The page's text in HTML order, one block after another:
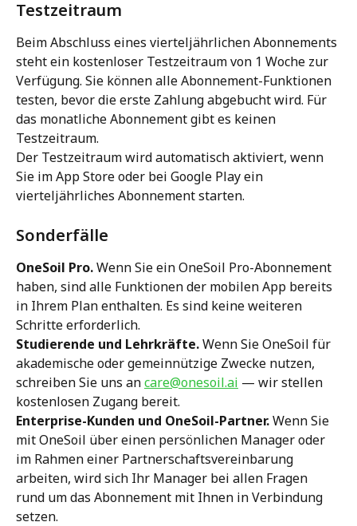
Testzeitraum
Beim Abschluss eines vierteljährlichen Abonnements
steht ein kostenloser Testzeitraum von 1 Woche zur
Verfügung. Sie können alle Abonnement-Funktionen
testen, bevor die erste Zahlung abgebucht wird. Für
das monatliche Abonnement gibt es keinen
Testzeitraum.
Der Testzeitraum wird automatisch aktiviert, wenn
Sie im App Store oder bei Google Play ein
vierteljährliches Abonnement starten.
Sonderfälle
OneSoil Pro. Wenn Sie ein OneSoil Pro-Abonnement
haben, sind alle Funktionen der mobilen App bereits
in Ihrem Plan enthalten. Es sind keine weiteren
Schritte erforderlich.
Studierende und Lehrkräfte. Wenn Sie OneSoil für
akademische oder gemeinnützige Zwecke nutzen,
schreiben Sie uns an care@onesoil.ai — wir stellen
kostenlosen Zugang bereit.
Enterprise-Kunden und OneSoil-Partner. Wenn Sie
mit OneSoil über einen persönlichen Manager oder
im Rahmen einer Partnerschaftsvereinbarung
arbeiten, wird sich Ihr Manager bei allen Fragen
rund um das Abonnement mit Ihnen in Verbindung
setzen.